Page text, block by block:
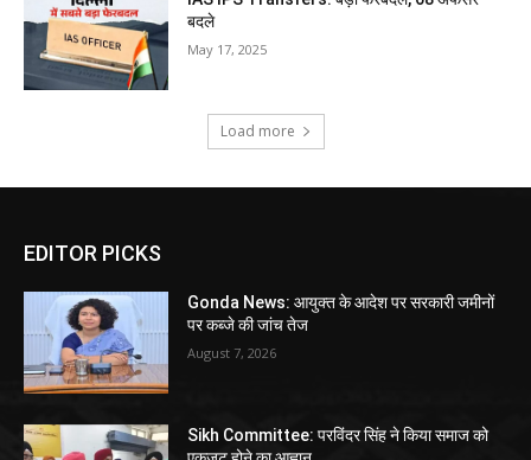
बदले
May 17, 2025
Load more
EDITOR PICKS
Gonda News: आयुक्त के आदेश पर सरकारी जमीनों
पर कब्जे की जांच तेज
August 7, 2026
Sikh Committee: परविंदर सिंह ने किया समाज को